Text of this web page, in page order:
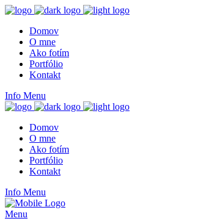
Domov
O mne
Ako fotím
Portfólio
Kontakt
Info Menu
Domov
O mne
Ako fotím
Portfólio
Kontakt
Info Menu
Menu